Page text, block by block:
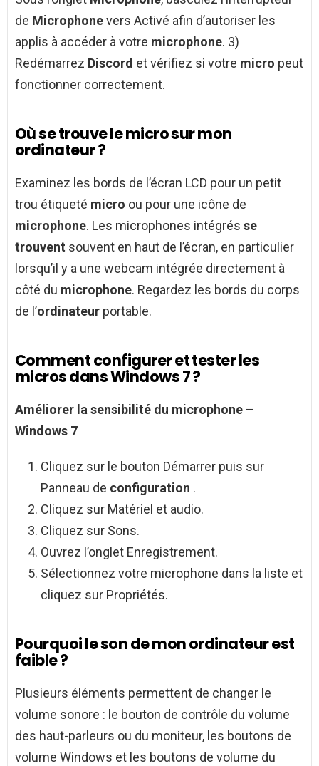
de Microphonevers Activé afin d’autoriser les
applis à accéder à votre microphone. 3)
Redémarrez Discord et vérifiez si votre micro peut
fonctionner correctement.
Où se trouve le micro sur mon
ordinateur ?
Examinez les bords de l’écran LCD pour un petit
trou étiqueté micro ou pour une icône de
microphone. Les microphones intégrés se
trouvent souvent en haut de l’écran, en particulier
lorsqu’il y a une webcam intégrée directement à
côté du microphone. Regardez les bords du corps
de l’ordinateur portable.
Comment configurer et tester les
micros dans Windows 7 ?
Améliorer la sensibilité du microphone –
Windows 7
Cliquez sur le bouton Démarrer puis sur
Panneau de configuration .
Cliquez sur Matériel et audio.
Cliquez sur Sons.
Ouvrez l’onglet Enregistrement.
Sélectionnez votre microphone dans la liste et
cliquez sur Propriétés.
Pourquoi le son de mon ordinateur est
faible ?
Plusieurs éléments permettent de changer le
volume sonore : le bouton de contrôle du volume
des haut-parleurs ou du moniteur, les boutons de
volume Windows et les boutons de volume du